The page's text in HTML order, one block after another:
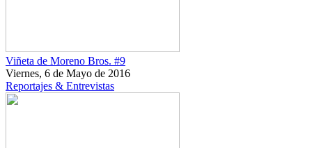
Viñeta de Moreno Bros. #9
Viernes, 6 de Mayo de 2016
Reportajes & Entrevistas